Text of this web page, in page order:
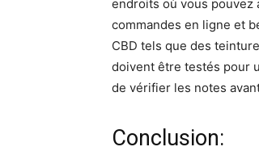
endroits où vous pouvez
commandes en ligne et
CBD tels que des
doivent être testés pour
de vérifier les notes avant
Conclusion: